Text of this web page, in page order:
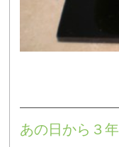
あの日から３年